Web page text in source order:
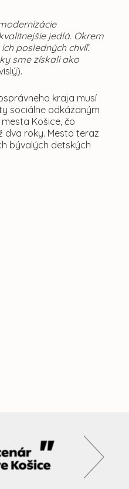
jedlá. Okrem
posledných chvíľ.
sme získali ako
kraja musí
sociálne odkázaným
Košice, čo
dva roky. Mesto teraz
bývalých detských